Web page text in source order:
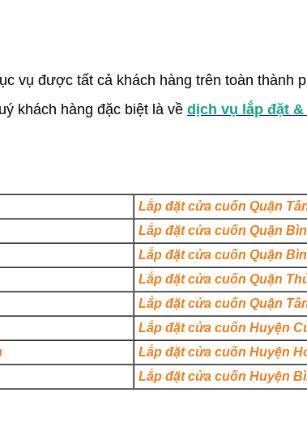
vụ được tất cả khách hàng trên toàn thành
khách hàng đặc biệt là về dịch vụ lắp đặt
Lắp đặt cửa cuốn Quận
Lắp đặt cửa cuốn Quận
Lắp đặt cửa cuốn Quận
Lắp đặt cửa cuốn Quận
Lắp đặt cửa cuốn Quận
Lắp đặt cửa cuốn Huyện
Lắp đặt cửa cuốn Huyện
Lắp đặt cửa cuốn Huyện